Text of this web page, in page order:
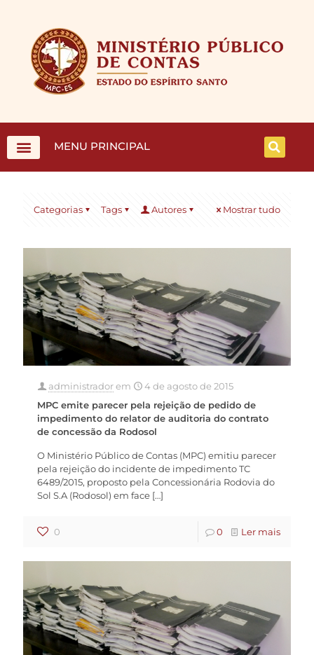
MENU PRINCIPAL
Categorias Tags Autores Mostrar tudo
administradorem
4 de agosto de 2015
MPC emite parecer pela rejeição de pedido de
impedimento do relator de auditoria do contrato
de concessão da Rodosol
O Ministério Público de Contas (MPC) emitiu parecer
pela rejeição do incidente de impedimento TC
6489/2015, proposto pela Concessionária Rodovia do
Sol S.A (Rodosol) em face […]
0 0 Ler mais